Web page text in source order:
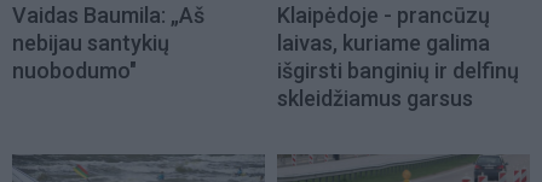
Vaidas Baumila: „Aš
nebijau santykių
nuobodumo"
Klaipėdoje - prancūzų
laivas, kuriame galima
išgirsti banginių ir delfinų
skleidžiamus garsus